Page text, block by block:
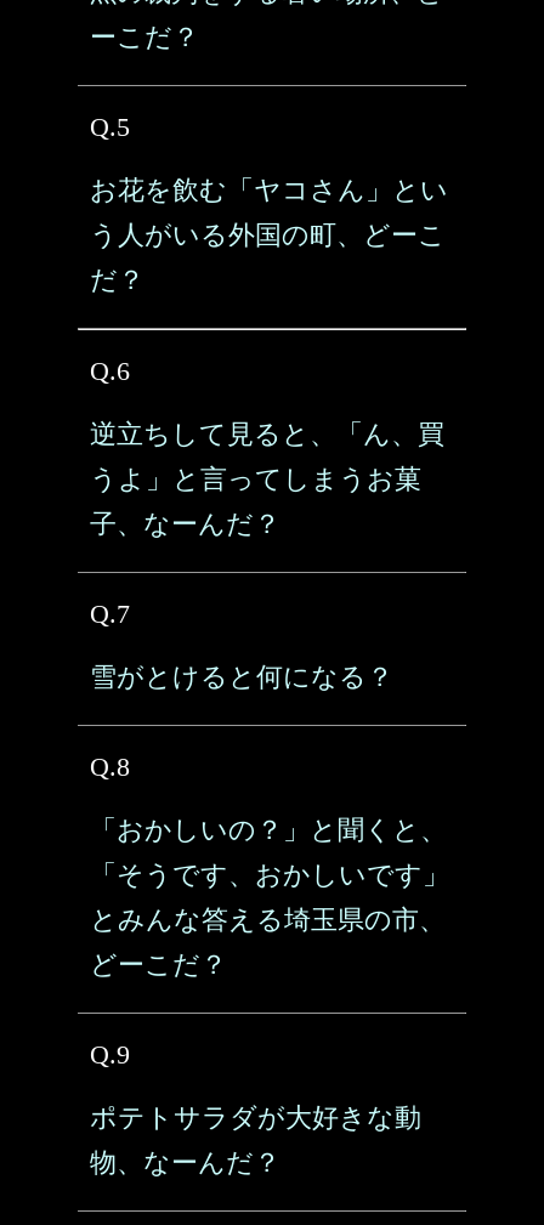
ーこだ？
Q.5
お花を飲む「ヤコさん」とい
う人がいる外国の町、どーこ
だ？
Q.6
逆立ちして見ると、「ん、買
うよ」と言ってしまうお菓
子、なーんだ？
Q.7
雪がとけると何になる？
Q.8
「おかしいの？」と聞くと、
「そうです、おかしいです」
とみんな答える埼玉県の市、
どーこだ？
Q.9
ポテトサラダが大好きな動
物、なーんだ？